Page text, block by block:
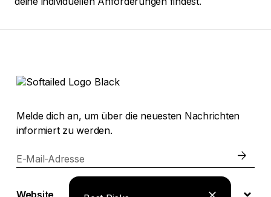
Melde dich an, um über die neuesten Nachrichten
informiert zu werden.
E-Mail-Adresse
Website